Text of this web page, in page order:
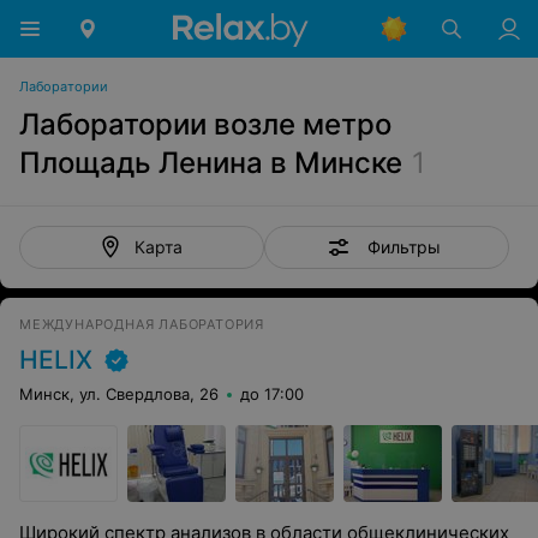
Лаборатории
Лаборатории возле метро
Площадь Ленина в Минске 1
Карта Фильтры
МЕЖДУНАРОДНАЯ ЛАБОРАТОРИЯ
HELIX
Минск, ул. Свердлова, 26 до 17:00
Широкий спектр анализов в области общеклинических